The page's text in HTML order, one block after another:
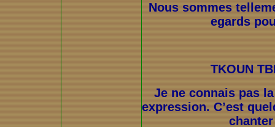
Nous sommes
egards
TKOUN
Je ne connais pas
expression. C’est